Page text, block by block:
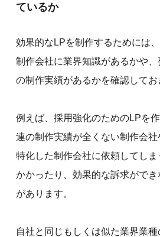
ているか
効果的なLPを制作するためには
制作会社に業界知識があるかや
の制作実績があるかを確認してお
例えば、採用強化のためのLPを
連の制作実績が全くない制作会
特化した制作会社に依頼してし
かかったり、効果的な訴求がで
があります。
自社と同じもしくは似た業界業